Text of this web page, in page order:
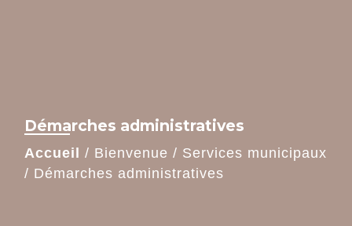
Démarches administratives
Accueil / Bienvenue / Services municipaux
/ Démarches administratives